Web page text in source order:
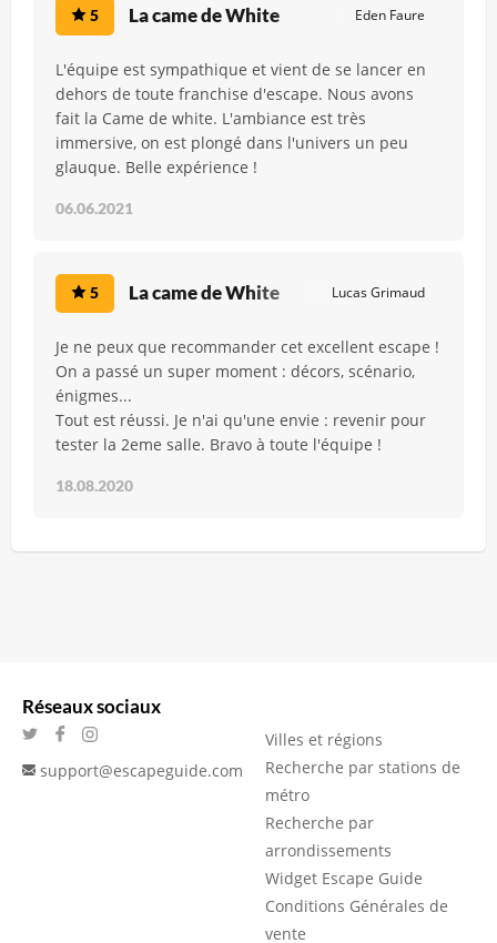
5 La came de White Eden Faure
L'équipe est sympathique et vient de se lancer en
dehors de toute franchise d'escape. Nous avons
fait la Came de white. L'ambiance est très
immersive, on est plongé dans l'univers un peu
glauque. Belle expérience !
06.06.2021
5 La came de White Lucas Grimaud
Je ne peux que recommander cet excellent escape !
On a passé un super moment : décors, scénario,
énigmes...
Tout est réussi. Je n'ai qu'une envie : revenir pour
tester la 2eme salle. Bravo à toute l'équipe !
18.08.2020
Réseaux sociaux
support@escapeguide.com
Villes et régions
Recherche par stations de
métro
Recherche par
arrondissements
Widget Escape Guide
Conditions Générales de
vente